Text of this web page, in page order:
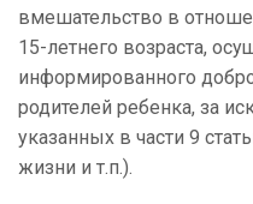
вмешательство в
15-летнего возраста,
информированного
родителей ребенка, за
указанных в части 9
жизни и т.п.).